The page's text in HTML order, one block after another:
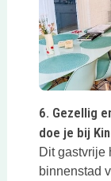
6. Gezellig
doe je bij
Dit gastvrije
binnenstad